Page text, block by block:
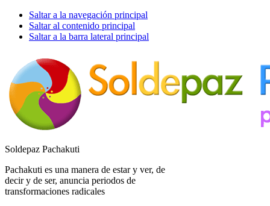
Saltar a la navegación principal
Saltar al contenido principal
Saltar a la barra lateral principal
Soldepaz Pachakuti
Pachakuti es una manera de estar y ver, de
decir y de ser, anuncia periodos de
transformaciones radicales